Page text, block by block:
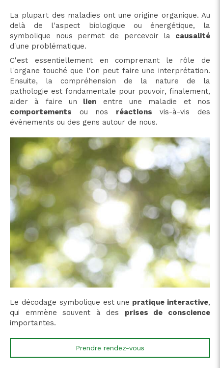
La plupart des maladies ont une origine organique. Au
delà de l'aspect biologique ou énergétique, la
symbolique nous permet de percevoir la causalité
d'une problématique.
C'est essentiellement en comprenant le rôle de
l'organe touché que l'on peut faire une interprétation.
Ensuite, la compréhension de la nature de la
pathologie est fondamentale pour pouvoir, finalement,
aider à faire un lien entre une maladie et nos
comportements ou nos réactions vis-à-vis des
évènements ou des gens autour de nous.
Le décodage symbolique est une pratique interactive,
qui emmène souvent à des prises de conscience
importantes.
Prendre rendez-vous